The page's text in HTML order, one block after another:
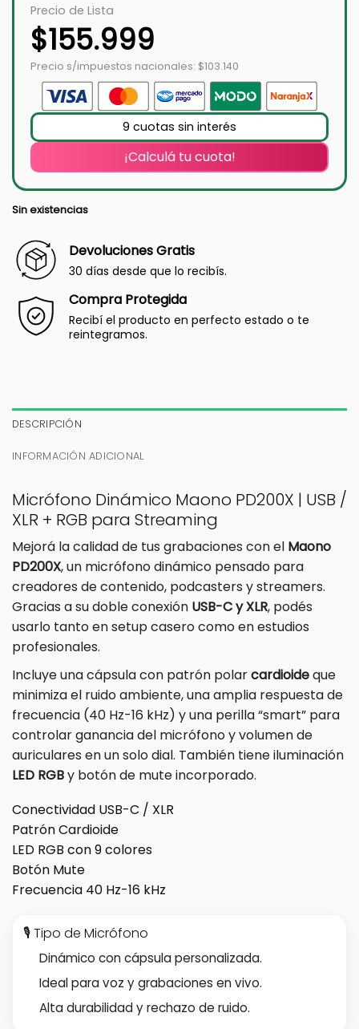
Precio de Lista
$155.999
Precio s/impuestos nacionales: $103.140
9 cuotas sin interés
¡Calculá tu cuota!
Sin existencias
Devoluciones Gratis
30 días desde que lo recibís.
Compra Protegida
Recibí el producto en perfecto estado o te
reintegramos.
DESCRIPCIÓN
INFORMACIÓN ADICIONAL
Micrófono Dinámico Maono PD200X | USB /
XLR + RGB para Streaming
Mejorá la calidad de tus grabaciones con el Maono
PD200X, un micrófono dinámico pensado para
creadores de contenido, podcasters y streamers.
Gracias a su doble conexión USB-C y XLR, podés
usarlo tanto en setup casero como en estudios
profesionales.
Incluye una cápsula con patrón polarcardioideque
minimiza el ruido ambiente, una amplia respuesta de
frecuencia (40 Hz-16 kHz) y una perilla “smart” para
controlar ganancia del micrófono y volumen de
auriculares en un solo dial. También tiene iluminación
LED RGBy botón de mute incorporado.
Conectividad USB-C / XLR
Patrón Cardioide
LED RGB con 9 colores
Botón Mute
Frecuencia 40 Hz-16 kHz
🎙 Tipo de Micrófono
Dinámico con cápsula personalizada.
Ideal para voz y grabaciones en vivo.
Alta durabilidad y rechazo de ruido.